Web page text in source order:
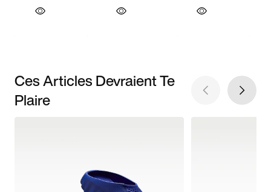
Ces Articles Devraient Te
Plaire